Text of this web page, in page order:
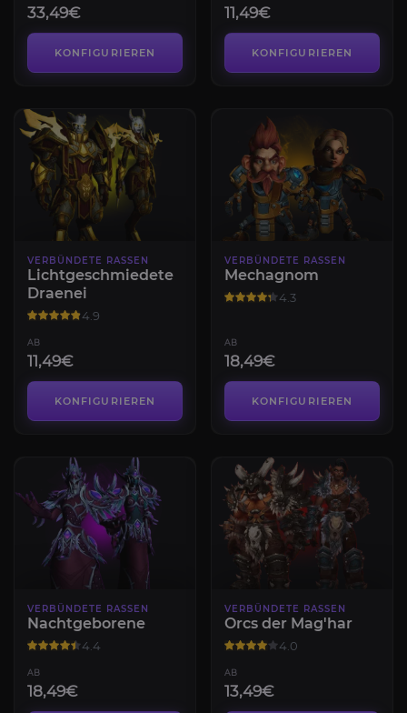
33,49€
KONFIGURIEREN
11,49€
KONFIGURIEREN
VERBÜNDETE RASSEN
Lichtgeschmiedete
Draenei
4.9
AB
11,49€
KONFIGURIEREN
VERBÜNDETE RASSEN
Mechagnom
4.3
AB
18,49€
KONFIGURIEREN
VERBÜNDETE RASSEN
Nachtgeborene
4.4
AB
18,49€
VERBÜNDETE RASSEN
Orcs der Mag'har
4.0
AB
13,49€